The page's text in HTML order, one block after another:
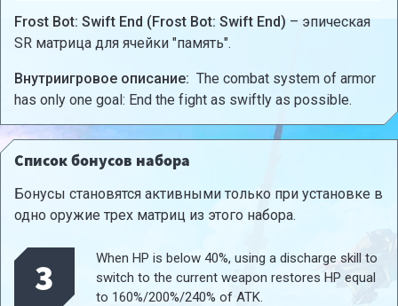
Frost Bot: Swift End (Frost Bot: Swift End) – эпическая
SR матрица для ячейки "память".
Внутриигровое описание: The combat system of armor
has only one goal: End the fight as swiftly as possible.
Список бонусов набора
Бонусы становятся активными только при установке в
одно оружие трех матриц из этого набора.
3
When HP is below 40%, using a discharge skill to
switch to the current weapon restores HP equal
to 160%/200%/240% of ATK.